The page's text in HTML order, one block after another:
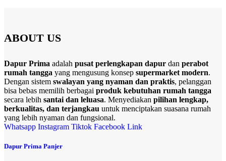
ABOUT US
Dapur Prima adalah pusat perlengkapan dapur dan perabot
rumah tangga yang mengusung konsep supermarket modern.
Dengan sistem swalayan yang nyaman dan praktis, pelanggan
bisa bebas memilih berbagai produk kebutuhan rumah tangga
secara lebih santai dan leluasa. Menyediakan pilihan lengkap,
berkualitas, dan terjangkau untuk menciptakan suasana rumah
yang lebih nyaman dan fungsional.
Whatsapp Instagram Tiktok Facebook Link
Dapur Prima Panjer